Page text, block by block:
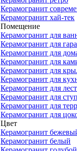
Керамогранит
Керамогранит хай-тек
Помещение
Керамогранит для
Керамогранит для
Керамогранит для
Керамогранит для
Керамогранит для
Керамогранит для
Керамогранит для
Керамогранит для
Керамогранит для
Керамогранит для
Цвет
Керамогранит
Керамогранит белый